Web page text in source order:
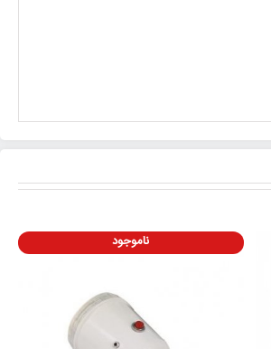
ناموجود